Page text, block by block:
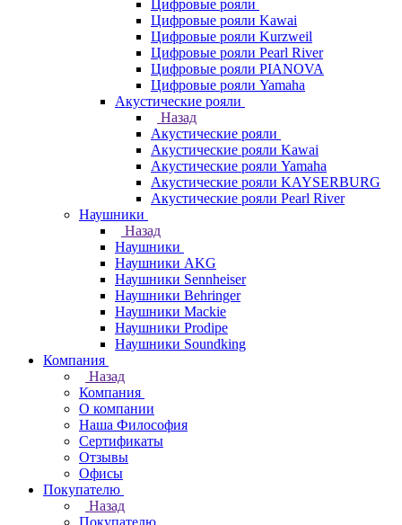
Цифровые рояли
Цифровые рояли Kawai
Цифровые рояли Kurzweil
Цифровые рояли Pearl River
Цифровые рояли PIANOVA
Цифровые рояли Yamaha
Акустические рояли
Назад
Акустические рояли
Акустические рояли Kawai
Акустические рояли Yamaha
Акустические рояли KAYSERBURG
Акустические рояли Pearl River
Наушники
Назад
Наушники
Наушники AKG
Наушники Sennheiser
Наушники Behringer
Наушники Mackie
Наушники Prodipe
Наушники Soundking
Компания
Назад
Компания
О компании
Наша Философия
Сертификаты
Отзывы
Офисы
Покупателю
Назад
Покупателю